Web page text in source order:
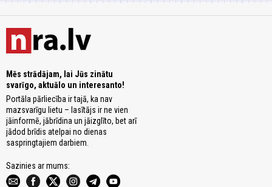
Mēs strādājam, lai Jūs zinātu
svarīgo, aktuālo un interesanto!
Portāla pārliecība ir tajā, ka nav
mazsvarīgu lietu – lasītājs ir ne vien
jāinformē, jābrīdina un jāizglīto, bet arī
jādod brīdis atelpai no dienas
saspringtajiem darbiem.
Sazinies ar mums: